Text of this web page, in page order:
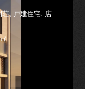
, 戸建住宅, 店